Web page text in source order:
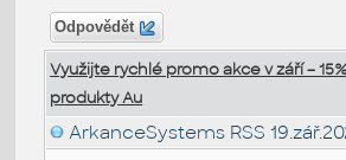
Odpovědět
Využijte rychlé promo akce v září –
produkty Au
ArkanceSystems RSS